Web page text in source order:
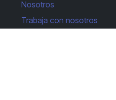
Nosotros
Trabaja con nosotros